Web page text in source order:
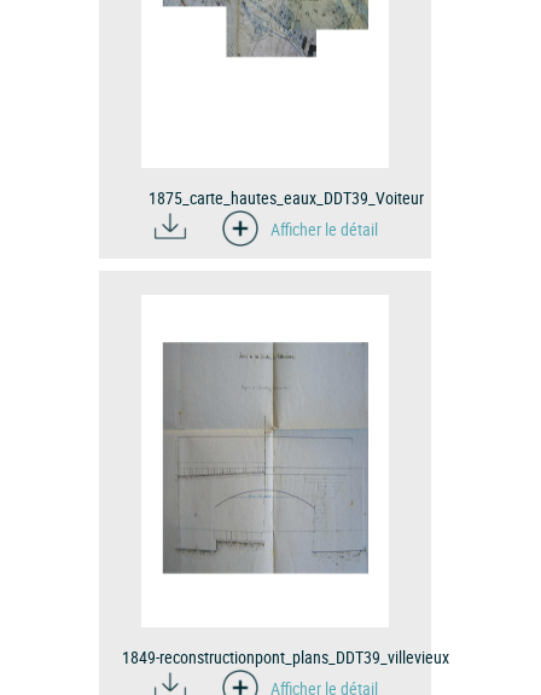
1875_carte_hautes_eaux_DDT39_Voiteur
Afficher le détail
1849-reconstructionpont_plans_DDT39_villevieux
Afficher le détail